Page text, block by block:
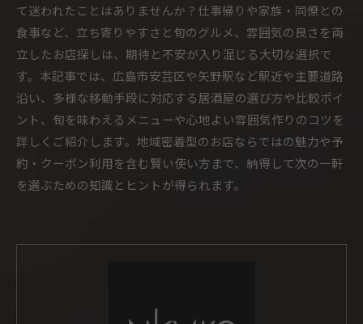
て迷われたことはありませんか？仕事帰りや家族・同僚との
食事など、立ち寄りやすさと旬のグルメ、雰囲気の良さを両
立したお店探しは、期待と不安が入り混じる大切な選択で
す。本記事では、広島市安芸区や矢野駅など駅近や主要道路
沿い、多様な移動手段に対応する居酒屋の選び方や比較ポイ
ント、旬を味わえるメニューや心地よい雰囲気作りのコツを
詳しくご紹介します。地域密着型のお店ならではの魅力や予
約・クーポン利用を含む賢い使い方まで、納得して次の一軒
を選ぶための知識とヒントが得られます。